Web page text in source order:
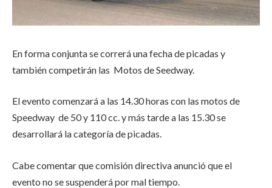
En forma conjunta se correrá una fecha de picadas y
también competirán las Motos de Seedway.
El evento comenzará a las 14.30 horas con las motos de
Speedway de 50 y 110 cc. y más tarde a las 15.30 se
desarrollará la categoría de picadas.
Cabe comentar que comisión directiva anunció que el
evento no se suspenderá por mal tiempo.